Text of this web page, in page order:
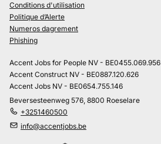
Conditions d'utilisation
Politique d’Alerte
Numeros dagrement
Phishing
Accent Jobs for People NV - BE0455.069.956
Accent Construct NV - BE0887.120.626
Accent Jobs NV - BE0654.755.146
Beversesteenweg 576, 8800 Roeselare
+3251460500
info@accentjobs.be